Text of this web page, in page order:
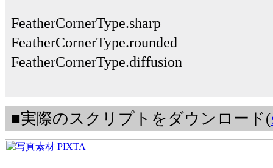
FeatherCornerType.sharp
FeatherCornerType.rounded
FeatherCornerType.diffusion
■実際のスクリプトをダウンロード(